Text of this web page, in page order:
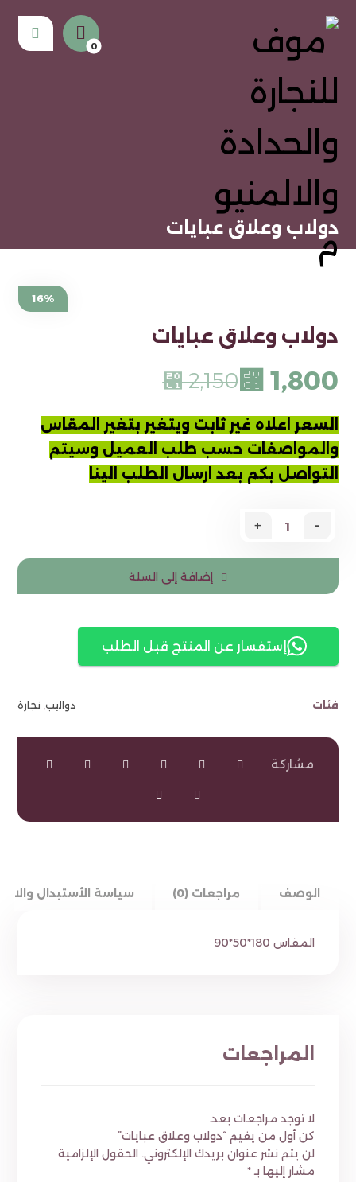
دولاب وعلاق عبايات
16%
دولاب وعلاق عبايات
⃁2,150⃁ 1,800
السعر اعلاه غير ثابت ويتغير بتغير المقاس
والمواصفات حسب طلب العميل وسيتم
التواصل بكم بعد ارسال
الطلب الينا
-
+
إضافة إلى السلة
إستفسار عن المنتج قبل الطلب
فئات دواليب, نجارة
الوصف مراجعات (0) سياسة الأستبدال
المقاس 180*50*90
المراجعات
لا توجد مراجعات بعد.
كن أول من يقيم “دولاب وعلاق عبايات”
لن يتم نشر عنوان بريدك الإلكتروني. الحقول الإلزامية
مشار إليها بـ*